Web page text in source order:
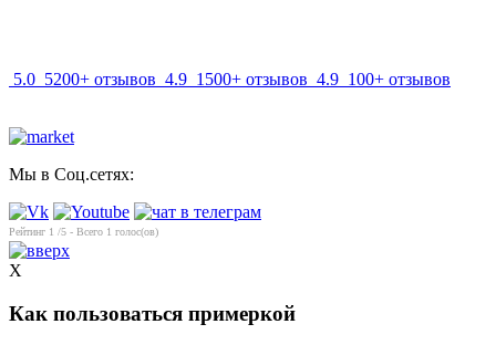
5.0 5200+ отзывов 4.9 1500+ отзывов 4.9 100+ отзывов
Мы в Соц.сетях:
Рейтинг 1 /5 - Всего 1 голос(ов)
X
Как пользоваться примеркой